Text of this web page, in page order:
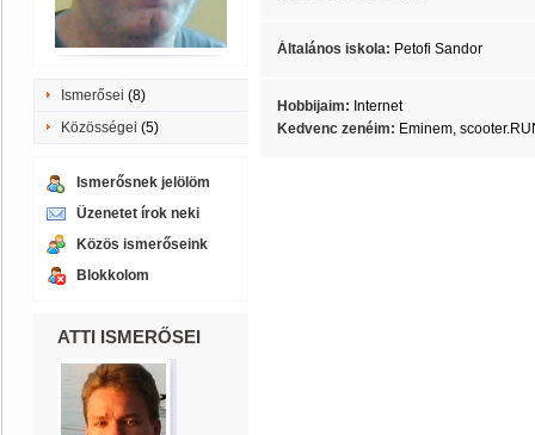
Ismerősei (8)
Közösségei (5)
Ismerősnek jelölöm
Üzenetet írok neki
Közös ismerőseink
Blokkolom
ATTI ISMERŐSEI
Általános iskola: Petofi Sandor
Hobbijaim: Internet
Kedvenc zenéim: Eminem,